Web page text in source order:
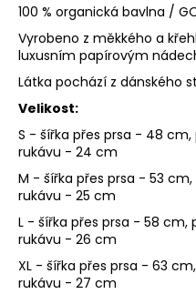
100 % organická bavlna /
Vyrobeno z měkkého a
luxusním papírovým
Látka pochází z dánského
Velikost:
S - šířka přes prsa - 48
rukávu - 24 cm
M - šířka přes prsa - 53
rukávu - 25 cm
L - šířka přes prsa - 58
rukávu - 26 cm
XL - šířka přes prsa - 63
rukávu - 27 cm